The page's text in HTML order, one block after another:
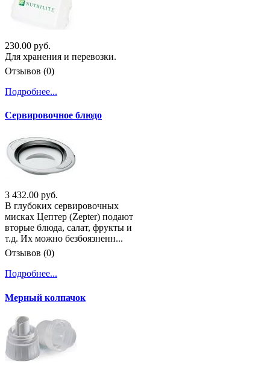
230.00 руб.
Для хранения и перевозки.
Отзывов (0)
Подробнее...
Сервировочное блюдо
3 432.00 руб.
В глубоких сервировочных
мисках Цептер (Zepter) подают
вторые блюда, салат, фрукты и
т.д. Их можно безбоязненн...
Отзывов (0)
Подробнее...
Мерный колпачок